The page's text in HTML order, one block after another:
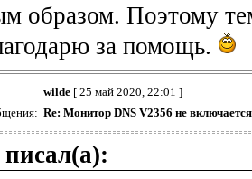
образом. Поэтому
за помощь.
wilde[ 25 май 2020, 22:01 ]
Re: Монитор DNS V2356 не включается